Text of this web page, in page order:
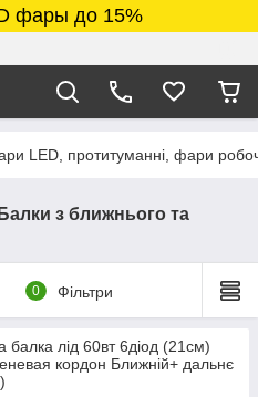
фары до 15%
LED, протитуманні, фари
з ближнього та
0 Фільтри
балка лід 60вт 6діод (21см)
кордон Ближній+ дальнє